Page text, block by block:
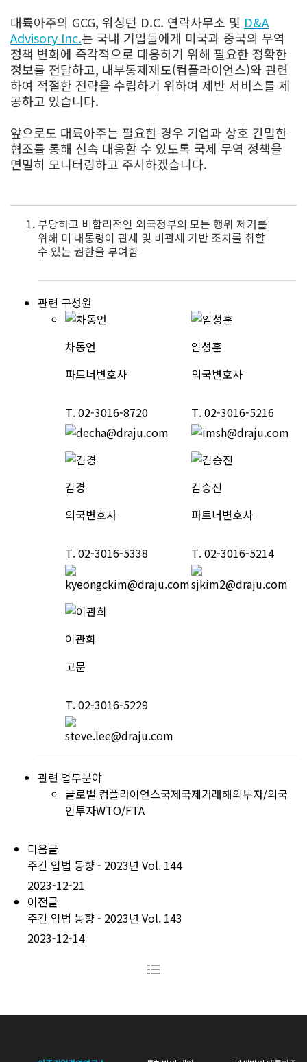
대륙아주의 GCG, 워싱턴 D.C. 연락사무소 및 D&A
Advisory Inc.는 국내 기업들에게 미국과 중국의 무역
정책 변화에 즉각적으로 대응하기 위해 필요한 정확한
정보를 전달하고, 내부통제제도(컴플라이언스)와 관련
하여 적절한 전략을 수립하기 위하여 제반 서비스를 제
공하고 있습니다.
앞으로도 대륙아주는 필요한 경우 기업과 상호 긴밀한
협조를 통해 신속 대응할 수 있도록 국제 무역 정책을
면밀히 모니터링하고 주시하겠습니다.
부당하고 비합리적인 외국정부의 모든 행위 제거를
위해 미 대통령이 관세 및 비관세 기반 조치를 취할
수 있는 권한을 부여함
관련 구성원
차동언
파트너변호사
T.02-3016-8720
임성훈
외국변호사
T.02-3016-5216
김경
외국변호사
T.02-3016-5338
김승진
파트너변호사
T.02-3016-5214
이관희
고문
T.02-3016-5229
관련 업무분야
글로벌 컴플라이언스국제국제거래해외투자/외국
인투자WTO/FTA
다음글
주간 입법 동향 - 2023년 Vol. 144
2023-12-21
이전글
주간 입법 동향 - 2023년 Vol. 143
2023-12-14